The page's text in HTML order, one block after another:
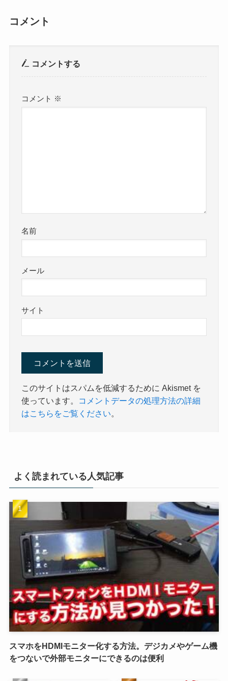
コメント
コメントする
コメント ※
名前
メール
サイト
このサイトはスパムを低減するために Akismet を
使っています。
コメントデータの処理方法の詳細
はこちらをご覧ください。
よく読まれている人気記事
スマホをHDMIモニター化する方法。デジカメやゲーム機
をつないで外部モニターにできるのは便利